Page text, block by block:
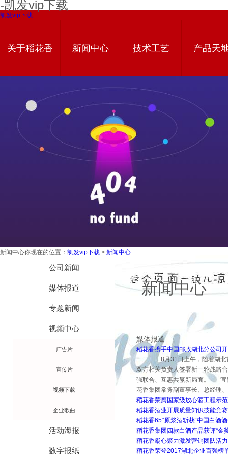
-凯发vip下载
凯发vip下载
关于稻花香 新闻中心 技术工艺 产品天
新闻中心你现在的位置： 凯发vip下载 > 新闻中心
技术工艺
公司新闻
媒体报道
专题新闻
视频中心
广告片
宣传片
视频下载
企业歌曲
活动海报
数字报纸
新闻中心
媒体报道
稻花香携手中国邮政湖北分公司
8月31日上午，随着湖北首家
双方相关负责人签署新一轮战略
强联合、互惠共赢新局面。 宜
花香集团常务副董事长、总经理
稻花香荣膺国家级放心酒工程示
稻花香酒业开展质量知识技能竞赛
稻花香65°原浆酒斩获“中国白酒
稻花香集团四款白酒产品获评“金
稻花香凝心聚力激发营销团队活力
稻花香荣登2017湖北企业百强榜